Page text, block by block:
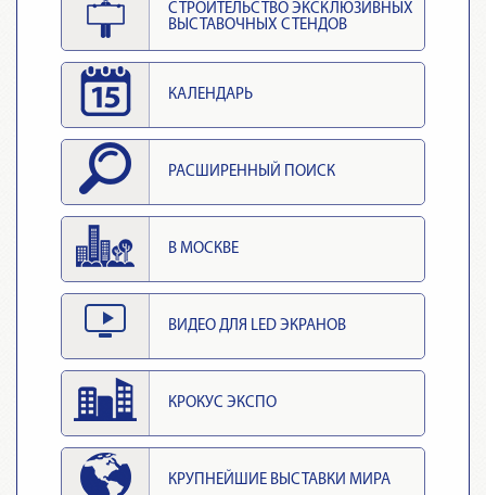
СТРОИТЕЛЬСТВО ЭКСКЛЮЗИВНЫХ
ВЫСТАВОЧНЫХ СТЕНДОВ
КАЛЕНДАРЬ
РАСШИРЕННЫЙ ПОИСК
В МОСКВЕ
ВИДЕО ДЛЯ LED ЭКРАНОВ
КРОКУС ЭКСПО
КРУПНЕЙШИЕ ВЫСТАВКИ МИРА